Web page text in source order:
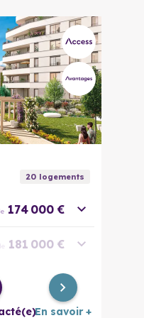
20logements
174 000 €
181 000 €
260 000 €
En savoir +